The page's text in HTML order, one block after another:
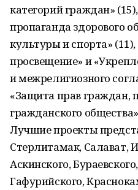
категорий граждан»
пропаганда здорового
культуры и спорта»
просвещение» и
и межрелигиозного
«Защита прав граждан,
гражданского
Лучшие проекты
Стерлитамак, Салават,
Аскинского,
Гафурийского,